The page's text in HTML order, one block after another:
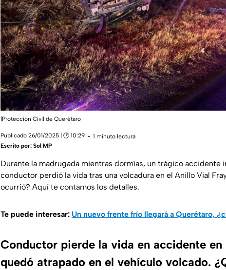
|Protección Civil de Querétaro
Publicado 26/01/2025 | 🕑 10:29
1 minuto lectura
Escrito por: Sol MP
Durante la madrugada mientras dormías, un trágico accidente
conductor perdió la vida tras una volcadura en el Anillo Vial
ocurrió? Aquí te contamos los detalles.
Te puede interesar: Un nuevo frente frío llegará a Querétaro,
Conductor pierde la vida en accidente en
quedó atrapado en el vehículo volcado.